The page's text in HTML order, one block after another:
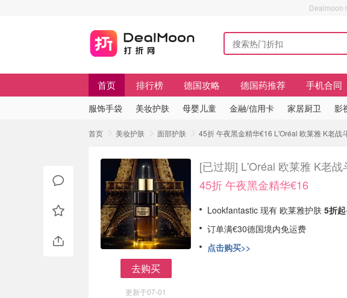
Dealmoon
首页 排行榜 德国攻略 德国药推荐 手机合同
服饰手袋 美妆护肤 母婴儿童 金融/信用卡 家居厨卫 影
首页 美妆护肤 面部护肤 45折 午夜黑金精华€16 L'Oréal 欧莱雅 K老战
去购买
更新于07-01
[已过期] L'Oréal 欧莱雅 K老战
45折 午夜黑金精华€16
Lookfantastic 现有 欧莱雅护肤 5折
订单满€30德国境内免运费
点击购买>>